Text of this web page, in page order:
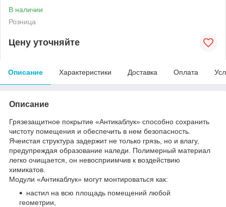
В наличии
Розница
Цену уточняйте
Описание Характеристики Доставка Оплата
Описание
Грязезащитное покрытие «Антикаблук» способно сохранить
чистоту помещения и обеспечить в нем безопасность.
Ячеистая структура задержит не только грязь, но и влагу,
предупреждая образование наледи. Полимерный материал
легко очищается, он невосприимчив к воздействию
химикатов.
Модули «Антикаблук» могут монтироваться как:
настил на всю площадь помещений любой
геометрии,